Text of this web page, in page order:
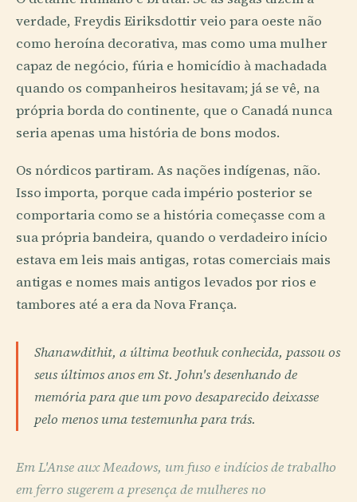
verdade, Freydis Eiriksdottir veio para oeste não
como heroína decorativa, mas como uma mulher
capaz de negócio, fúria e homicídio à machadada
quando os companheiros hesitavam; já se vê, na
própria borda do continente, que o Canadá nunca
seria apenas uma história de bons modos.
Os nórdicos partiram. As nações indígenas, não.
Isso importa, porque cada império posterior se
comportaria como se a história começasse com a
sua própria bandeira, quando o verdadeiro início
estava em leis mais antigas, rotas comerciais mais
antigas e nomes mais antigos levados por rios e
tambores até a era da Nova França.
Shanawdithit, a última beothuk conhecida, passou os
seus últimos anos em St. John's desenhando de
memória para que um povo desaparecido deixasse
pelo menos uma testemunha para trás.
Em L'Anse aux Meadows, um fuso e indícios de trabalho
em ferro sugerem a presença de mulheres no